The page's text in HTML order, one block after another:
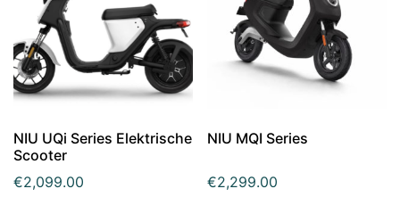
NIU UQi Series Elektrische
Scooter
€2,099.00
NIU MQI Series
€2,299.00